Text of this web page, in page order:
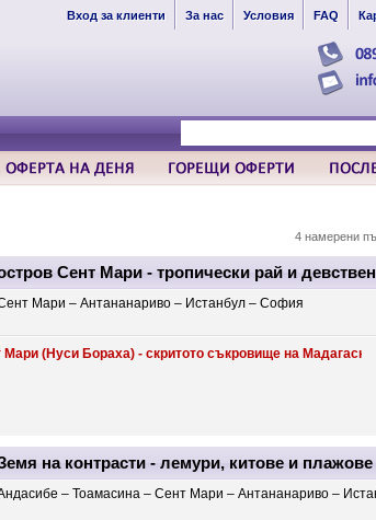
Вход за клиенти За нас Условия FAQ
4 намерени
Сент Мари - тропически рай и
Мари – Антананариво – Истанбул – София
(Нуси Бораха) - скритото съкровище на
на контрасти - лемури, китове и плажове
– Тоамасина – Сент Мари – Антананариво –